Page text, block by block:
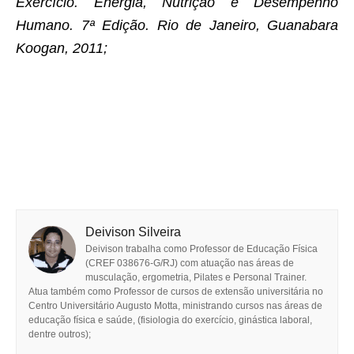
Humano. 7ª Edição. Rio de Janeiro, Guanabara
Koogan, 2011;
Deivison Silveira
Deivison trabalha como Professor de Educação Física
(CREF 038676-G/RJ) com atuação nas áreas de
musculação, ergometria, Pilates e Personal Trainer.
Atua também como Professor de cursos de extensão universitária no
Centro Universitário Augusto Motta, ministrando cursos nas áreas de
educação física e saúde, (fisiologia do exercício, ginástica laboral,
dentre outros);